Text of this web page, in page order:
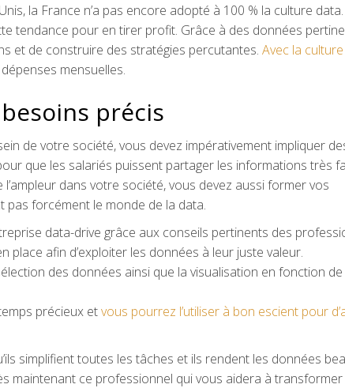
la France n’a pas encore adopté à 100 % la culture
tendance pour en tirer profit. Grâce à des données
et de construire des stratégies percutantes. Avec la
mensuelles.
précis
de votre société, vous devez impérativement impliquer
que les salariés puissent partager les informations très
dans votre société, vous devez aussi former vos
forcément le monde de la data.
data-drive grâce aux conseils pertinents des
place afin d’exploiter les données à leur juste valeur.
des données ainsi que la visualisation en fonction de
précieux etvous pourrez l’utiliser à bon escient pour
simplifient toutes les tâches et ils rendent les données
maintenant ce professionnel qui vous aidera à